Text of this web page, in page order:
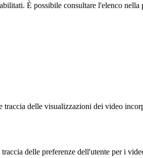
È possibile consultare l'elenco
traccia delle visualizzazioni dei video
delle preferenze dell'utente per i